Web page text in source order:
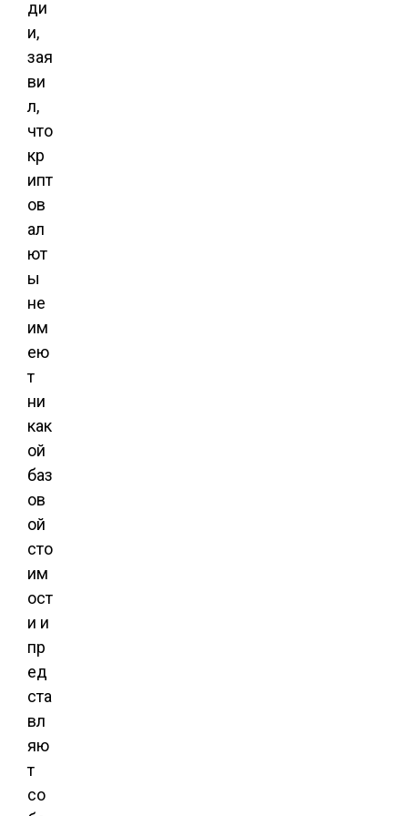
ди
и,
зая
ви
л,
что
кр
ипт
ов
ал
ют
ы
не
им
ею
т
ни
как
ой
баз
ов
ой
сто
им
ост
и и
пр
ед
ста
вл
яю
т
со